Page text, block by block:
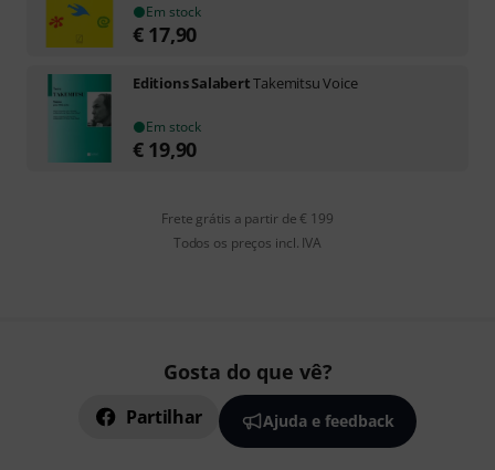
Em stock
€ 17,90
Editions SalabertTakemitsu Voice
Em stock
€ 19,90
Frete grátis a partir de € 199
Todos os preços incl. IVA
Gosta do que vê?
Partilhar Ajuda e feedback